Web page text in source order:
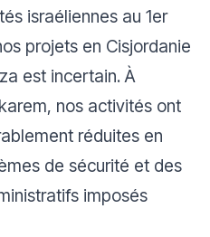
israéliennes au 1er
projets en Cisjordanie
est incertain. À
nos activités ont
réduites en
de sécurité et des
imposés